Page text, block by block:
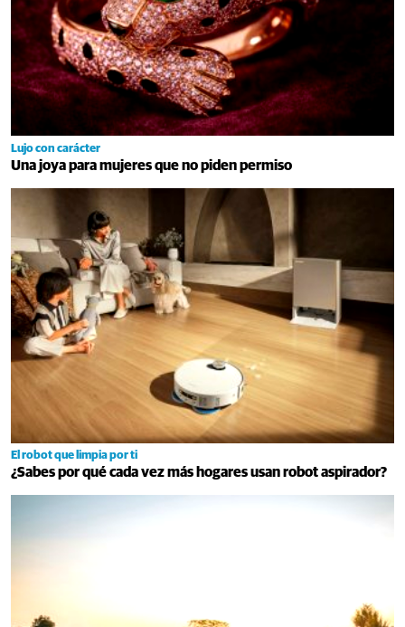
Lujo con carácter
Una joya para mujeres que no piden permiso
El robot que limpia por ti
¿Sabes por qué cada vez más hogares usan robot aspirador?